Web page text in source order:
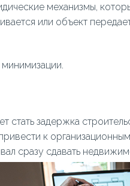
механизмы,
или объект
задержка
к
сразу сдавать